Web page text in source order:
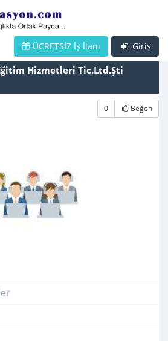
Giriş
ÜCRETSİZ İş İlanı
Hizmetleri Tic.Ltd.Şti
0 Beğen